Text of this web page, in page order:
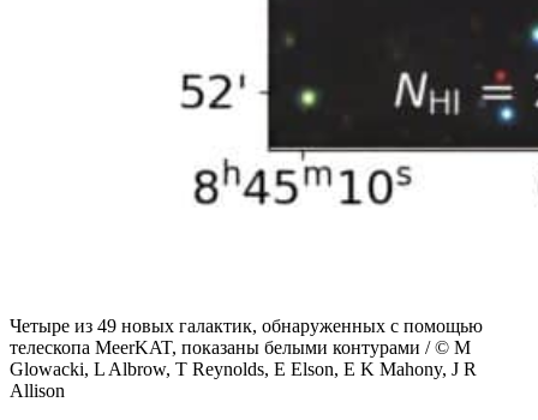
Четыре из 49 новых галактик, обнаруженных с помощью
телескопа MeerKAT, показаны белыми контурами / © M
Glowacki, L Albrow, T Reynolds, E Elson, E K Mahony, J R
Allison